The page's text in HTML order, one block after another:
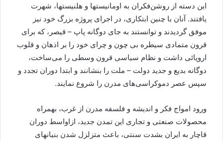
این دسته از روشن‌فکران به اومانیستها و هلنیستها، شهرت
یافتند. آنان با چنین ابتکاری، در اجرای پروژه بزرگ خود نیز
موفق گردیدند و توانستند به جای دوگانه پاپ – قیصر، که برای
قرون متمادی سیطره بی چون و چرای خود را بر اذهان و قلوب
اروپائی داشت و نظام سیاسی قرون وسطی را می‌ساخت،
دوگانه بدیع و جدید دولت – ملت را بنشانند و ابتدا دوران تجدد و
سپس عصر دموکراسی‌های مدرن را شروع نمایند.
ورود امواج فکر و اندیشه و فلسفه مدرن از غرب، بهمراه
محصولات صنعتی و تجاری این تمدن جدید، ازاواسط دوران
قاچار به ایران بشدت سنتی، باعث متزلزل شدن بنیانهای